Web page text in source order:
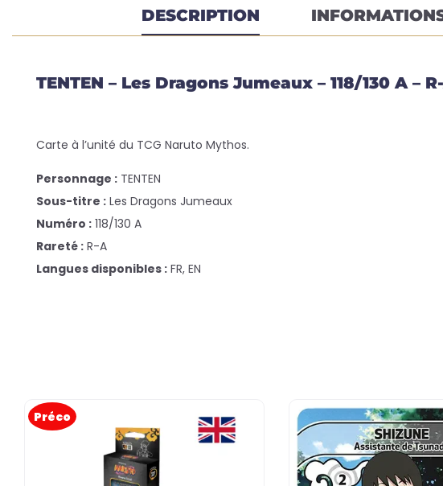
DESCRIPTION
TENTEN – Les Dragons Jumeaux – 118/130 A –
Carte à l’unité du TCG Naruto Mythos.
Personnage : TENTEN
Sous-titre : Les Dragons Jumeaux
Numéro : 118/130 A
Rareté : R-A
Langues disponibles : FR, EN
Préco